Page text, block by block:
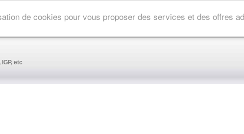
de cookies pour vous proposer des services et des offres
etc